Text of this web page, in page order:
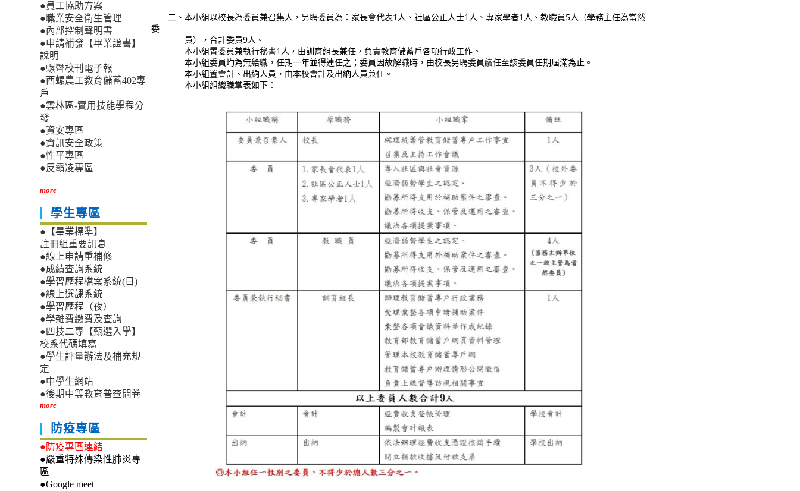
二、本小組以校長為委員兼召集人，另聘委員為：家長會代表1人、社區公正人士1人、專家學者1人、教職員5人（學務主任為當然
委
員），合計委員9人。
本小組置委員兼執行秘書1人，由訓育組長兼任，負責教育儲蓄戶各項行政工作。
本小組委員均為無給職，任期一年並得連任之；委員因故解職時，由校長另聘委員續任至該委員任期屆滿為止。
本小組置會計、出納人員，由本校會計及出納人員兼任。
本小組組織職掌表如下：
●員工協助方案
●職業安全衛生管理
●內部控制聲明書
●申請補發【畢業證書】
說明
●螺聲校刊電子報
●西螺農工教育儲蓄402專
戶
●雲林區-實用技能學程分
發
●資安專區
●資訊安全政策
●性平專區
●反霸凌專區
more
學生專區
●【畢業標準】
註冊組重要訊息
●線上申請重補修
●成績查詢系統
●學習歷程檔案系統(日)
●線上選課系統
●學習歷程（夜）
●學雜費繳費及查詢
●四技二專【甄選入學】
校系代碼填寫
●學生評量辦法及補充規
定
●中學生網站
●後期中等教育普查問卷
more
防疫專區
●防疫專區連結
●嚴重特殊傳染性肺炎專
區
●Google meet